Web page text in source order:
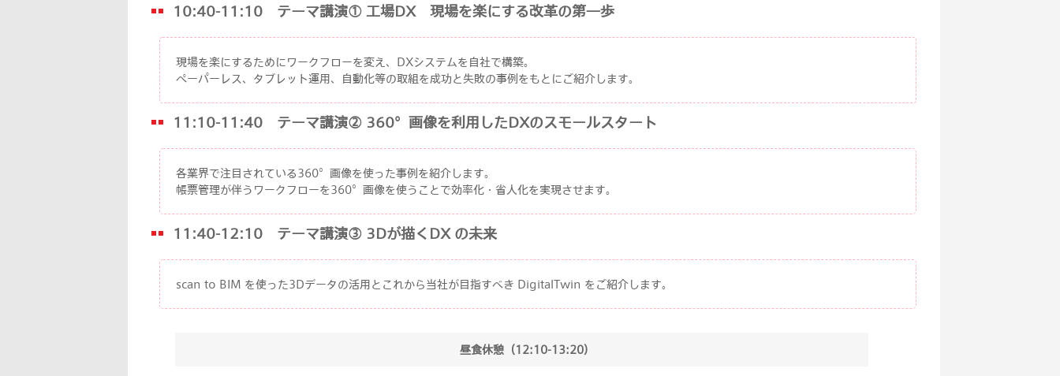
10:40-11:10 テーマ講演① 工場DX 現場を楽にする改革の第一歩
現場を楽にするためにワークフローを変え、DXシステムを自社で構築。
ペーパーレス、タブレット運用、自動化等の取組を成功と失敗の事例をもとにご紹介します。
11:10-11:40 テーマ講演② 360°画像を利用したDXのスモールスタート
各業界で注目されている360°画像を使った事例を紹介します。
帳票管理が伴うワークフローを360°画像を使うことで効率化・省人化を実現させます。
11:40-12:10 テーマ講演③ 3Dが描くDX の未来
scan to BIM を使った3Dデータの活用とこれから当社が目指すべき DigitalTwin をご紹介します。
昼食休憩（12:10-13:20）